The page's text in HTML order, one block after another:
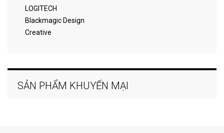
LOGITECH
Blackmagic Design
Creative
SẢN PHẨM KHUYẾN MẠI